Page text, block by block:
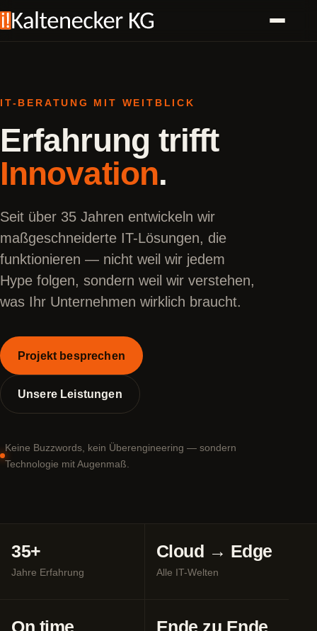
IT-BERATUNG MIT WEITBLICK
Erfahrung trifft
Innovation.
Seit über 35 Jahren entwickeln wir
maßgeschneiderte IT-Lösungen, die
funktionieren — nicht weil wir jedem
Hype folgen, sondern weil wir verstehen,
was Ihr Unternehmen wirklich braucht.
Projekt besprechen
Unsere Leistungen
Keine Buzzwords, kein Überengineering — sondern
Technologie mit Augenmaß.
35+
Jahre Erfahrung
Cloud → Edge
Alle IT-Welten
On time Ende zu Ende